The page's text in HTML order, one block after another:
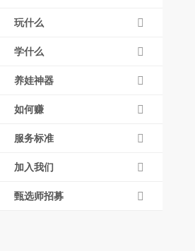
玩什么
学什么
养娃神器
如何赚
服务标准
加入我们
甄选师招募